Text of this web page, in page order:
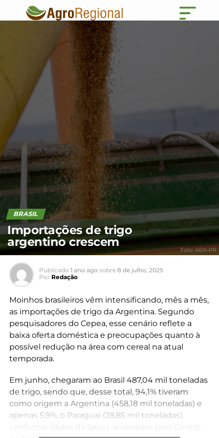
BRASIL
Importações de trigo
argentino crescem
Foto: AEN-PR
Publicado 1 ano ago sobre 8 de julho, 2025
Por Redação
Moinhos brasileiros vêm intensificando, mês a mês,
as importações de trigo da Argentina. Segundo
pesquisadores do Cepea, esse cenário reflete a
baixa oferta doméstica e preocupações quanto à
possível redução na área com cereal na atual
temporada.
Em junho, chegaram ao Brasil 487,04 mil toneladas
de trigo, sendo que, desse total, 94,1% tiveram
como origem a Argentina (458,18 mil toneladas) e
apenas 5,9%, o Paraguai (28,85 mil toneladas),